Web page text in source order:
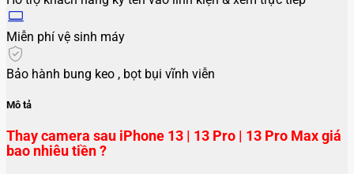
Miễn phí vệ sinh máy
Bảo hành bung keo , bọt bụi vĩnh viễn
Mô tả
Thay camera sau iPhone 13 | 13 Pro | 13 Pro Max giá
bao nhiêu tiền ?